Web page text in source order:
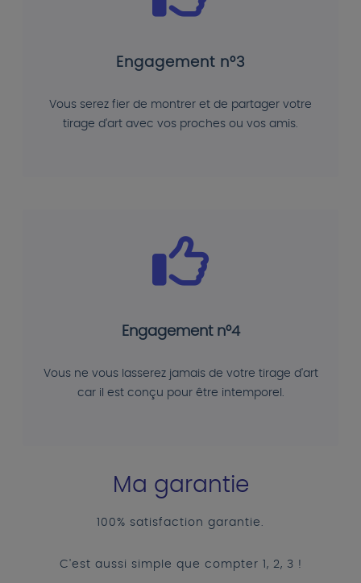
Engagement n°3
Vous serez fier de montrer et de partager votre
tirage d'art avec vos proches ou vos amis.
Engagement n°4
Vous ne vous lasserez jamais de votre tirage d'art
car il est conçu pour être intemporel.
Ma garantie
100% satisfaction garantie.
C'est aussi simple que compter 1, 2, 3 !